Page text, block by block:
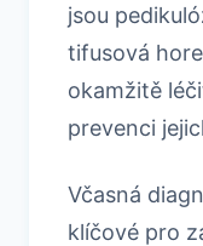
jsou
tifusová
okamžitě
prevenci
Včasná
klíčové pro